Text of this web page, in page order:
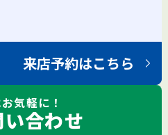
来店予約はこちら
お気軽に！
い合わせ